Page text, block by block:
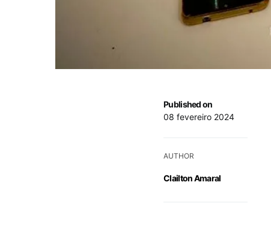
Published on
08 fevereiro 2024
AUTHOR
Clailton Amaral